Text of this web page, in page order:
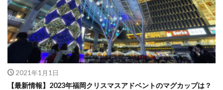
2021年1月1日
【最新情報】2023年福岡クリスマスアドベントのマグカップは？